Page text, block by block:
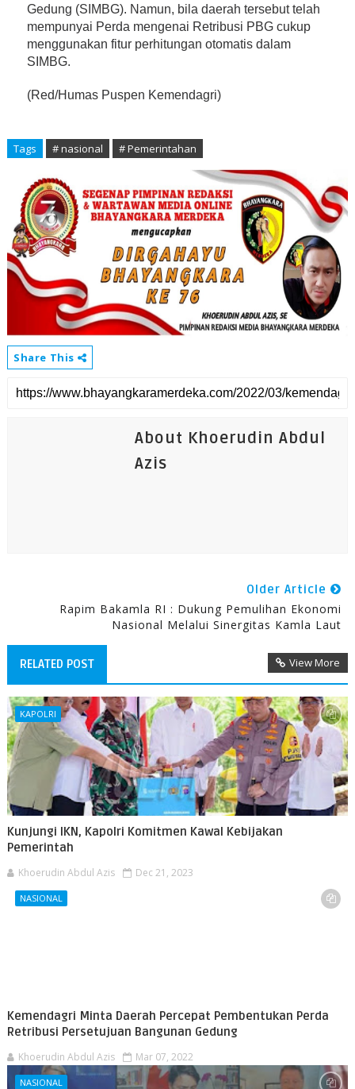
Gedung (SIMBG). Namun, bila daerah tersebut telah
mempunyai Perda mengenai Retribusi PBG cukup
menggunakan fitur perhitungan otomatis dalam
SIMBG.
(Red/Humas Puspen Kemendagri)
Tags # nasional # Pemerintahan
Share This
About Khoerudin Abdul
Azis
Older Article
Rapim Bakamla RI : Dukung Pemulihan Ekonomi
Nasional Melalui Sinergitas Kamla Laut
RELATED POST View More
KAPOLRI
Kunjungi IKN, Kapolri Komitmen Kawal Kebijakan
Pemerintah
Khoerudin Abdul Azis Dec 21, 2023
NASIONAL
Kemendagri Minta Daerah Percepat Pembentukan Perda
Retribusi Persetujuan Bangunan Gedung
Khoerudin Abdul Azis Mar 07, 2022
NASIONAL